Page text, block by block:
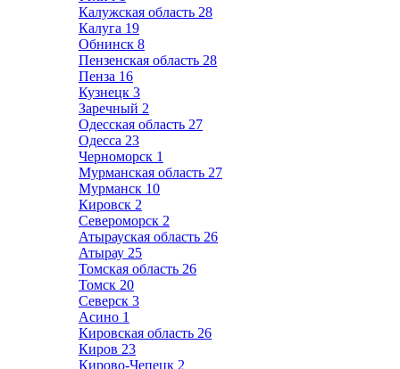
Калужская область 28
Калуга 19
Обнинск 8
Пензенская область 28
Пенза 16
Кузнецк 3
Заречный 2
Одесская область 27
Одесса 23
Черноморск 1
Мурманская область 27
Мурманск 10
Кировск 2
Североморск 2
Атырауская область 26
Атырау 25
Томская область 26
Томск 20
Северск 3
Асино 1
Кировская область 26
Киров 23
Кирово-Чепецк 2